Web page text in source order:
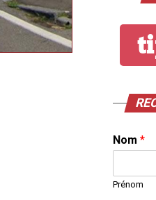
Nom *
Prénom